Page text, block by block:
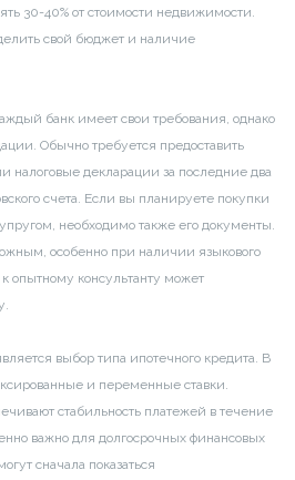
30-40% от стоимости недвижимости.
свой бюджет и наличие
банк имеет свои требования, однако
Обычно требуется предоставить
налоговые декларации за последние два
счета. Если вы планируете покупки
необходимо также его документы.
особенно при наличии языкового
опытному консультанту может
выбор типа ипотечного кредита. В
и переменные ставки.
стабильность платежей в течение
важно для долгосрочных финансовых
сначала показаться